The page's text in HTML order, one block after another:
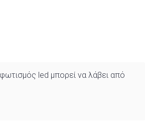
led μπορεί να λάβει από